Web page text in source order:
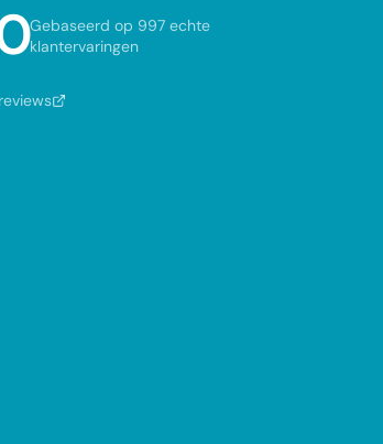
Gebaseerd op 997 echte
klantervaringen